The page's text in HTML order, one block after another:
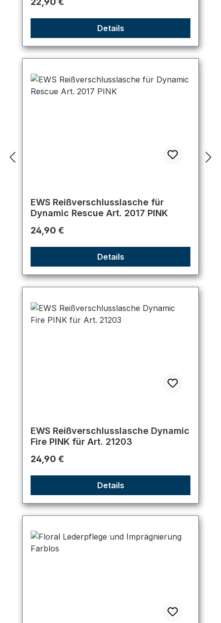
Details
EWS Reißverschlusslasche für
Dynamic Rescue Art. 2017 PINK
Regulärer Preis:
24,90 €
Details
EWS Reißverschlusslasche Dynamic
Fire PINK für Art. 21203
Regulärer Preis:
24,90 €
Details